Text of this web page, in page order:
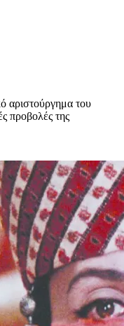
αριστούργημα του
προβολές της